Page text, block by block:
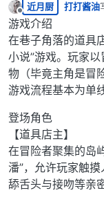
离线
近月厨 打打酱油
游戏介绍
在巷子角落的道具
小说”游戏。玩家
物（毕竟主角是冒
游戏流程基本为单
登场角色
【道具店主】
在冒险者聚集的岛
潘”，允许玩家触
舔舌头与接吻等亲